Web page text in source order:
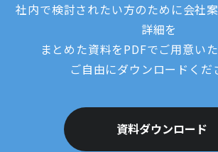
社内で検討されたい方のために会社
詳細を
まとめた資料をPDFでご用意いた
ご自由にダウンロードくだ
資料ダウンロード